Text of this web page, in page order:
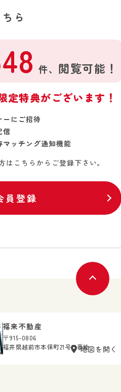
ら
件、 閲覧可能！
定特典がございます！
ーにご招待
信
ッチング通知機能
はこちらからご登録下さい。
員登録
福来不動産
〒915-0806
福井県越前市本保町21号11番地地図を開く